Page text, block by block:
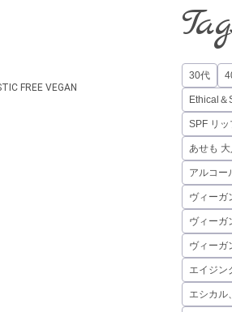
FREE VEGAN
30代
Ethical＆
SPF リッ
あせも 大
アルコー
ヴィーガ
ヴィーガ
ヴィーガ
エイジン
エシカル